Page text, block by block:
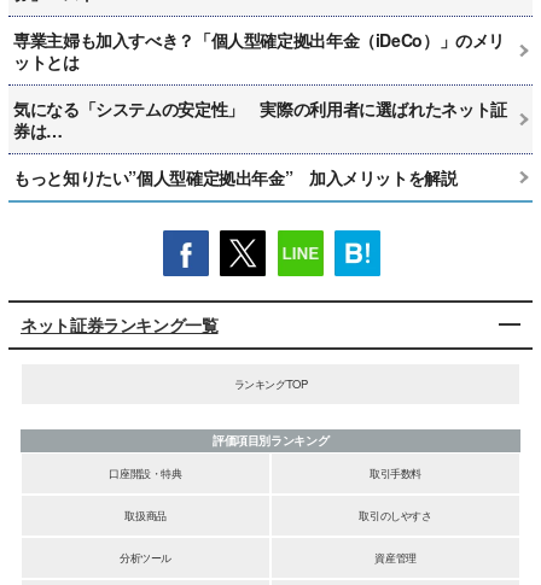
専業主婦も加入すべき？「個人型確定拠出年金（iDeCo）」のメリ
ットとは
気になる「システムの安定性」 実際の利用者に選ばれたネット証
券は…
もっと知りたい”個人型確定拠出年金” 加入メリットを解説
ネット証券ランキング一覧
ランキングTOP
評価項目別ランキング
口座開設・特典
取引手数料
取扱商品 取引のしやすさ
分析ツール 資産管理